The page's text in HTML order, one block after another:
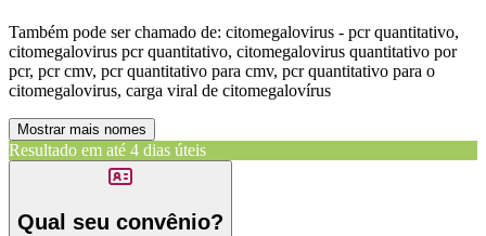
Também pode ser chamado de: citomegalovirus - pcr quantitativo,
citomegalovirus pcr quantitativo, citomegalovirus quantitativo por
pcr, pcr cmv, pcr quantitativo para cmv, pcr quantitativo para o
citomegalovirus, carga viral de citomegalovírus
Mostrar mais nomes
Resultado em até 4 dias úteis
Qual seu convênio?